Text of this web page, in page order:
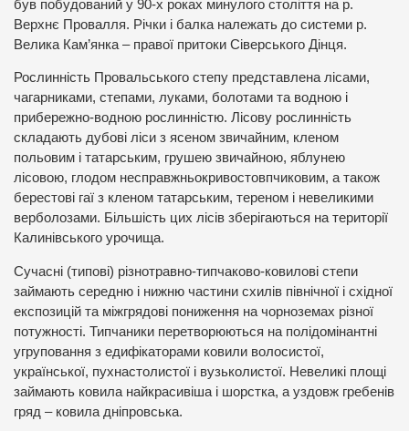
був побудований у 90-х роках минулого століття на р.
Верхнє Провалля. Річки і балка належать до системи р.
Велика Кам’янка – правої притоки Сіверського Дінця.
Рослинність Провальського степу представлена лісами,
чагарниками, степами, луками, болотами та водною і
прибережно-водною рослинністю. Лісову рослинність
складають дубові ліси з ясеном звичайним, кленом
польовим і татарським, грушею звичайною, яблунею
лісовою, глодом несправжньокривостовпчиковим, а також
берестові гаї з кленом татарським, тереном і невеликими
верболозами. Більшість цих лісів зберігаються на території
Калинівського урочища.
Сучасні (типові) різнотравно-типчаково-ковилові степи
займають середню і нижню частини схилів північної і східної
експозицій та міжгрядові пониження на чорноземах різної
потужності. Типчаники перетворюються на полідомінантні
угруповання з едифікаторами ковили волосистої,
української, пухнастолистої і вузьколистої. Невеликі площі
займають ковила найкрасивіша і шорстка, а уздовж гребенів
гряд – ковила дніпровська.